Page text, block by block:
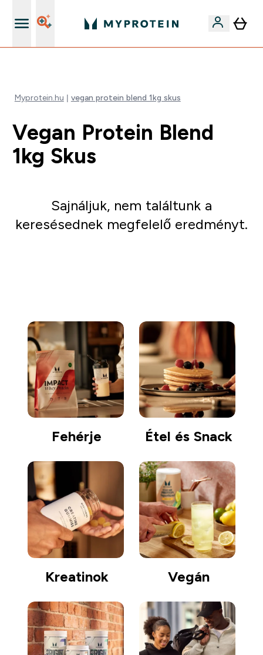
Myprotein.hu vegan protein blend 1kg skus
Vegan Protein Blend
1kg Skus
Sajnáljuk, nem találtunk a
keresésednek megfelelő eredményt.
Fehérje Étel és Snack
Kreatinok Vegán